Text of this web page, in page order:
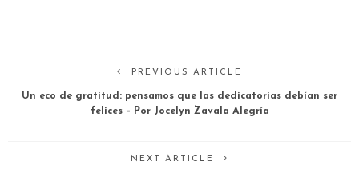
PREVIOUS ARTICLE
Un eco de gratitud: pensamos que las dedicatorias debían ser
felices – Por Jocelyn Zavala Alegría
NEXT ARTICLE